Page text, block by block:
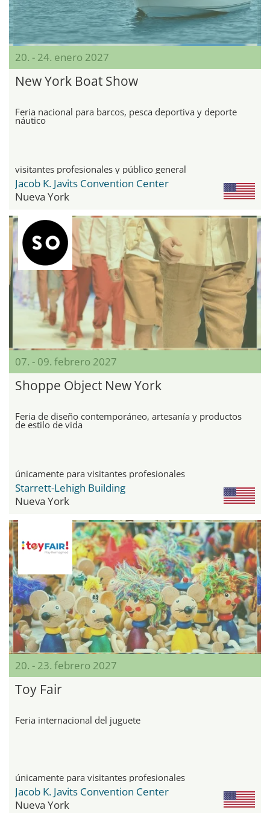
20. - 24. enero 2027
New York Boat Show
Feria nacional para barcos, pesca deportiva y deporte
náutico
visitantes profesionales y público general
Jacob K. Javits Convention Center
Nueva York
07. - 09. febrero 2027
Shoppe Object New York
Feria de diseño contemporáneo, artesanía y productos
de estilo de vida
únicamente para visitantes profesionales
Starrett-Lehigh Building
Nueva York
20. - 23. febrero 2027
Toy Fair
Feria internacional del juguete
únicamente para visitantes profesionales
Jacob K. Javits Convention Center
Nueva York